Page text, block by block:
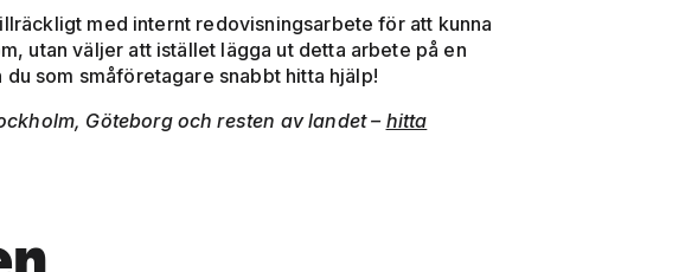
med internt redovisningsarbete för att kunna
utan väljer att istället lägga ut detta arbete på en
som småföretagare snabbt hitta hjälp!
Göteborg och resten av landet – hitta